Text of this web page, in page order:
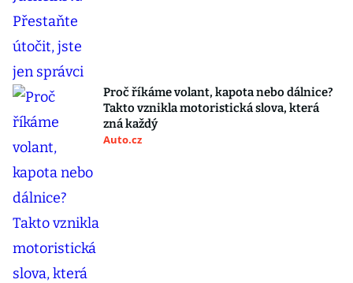
Proč říkáme volant, kapota nebo dálnice?
Takto vznikla motoristická slova, která
zná každý
Auto.cz